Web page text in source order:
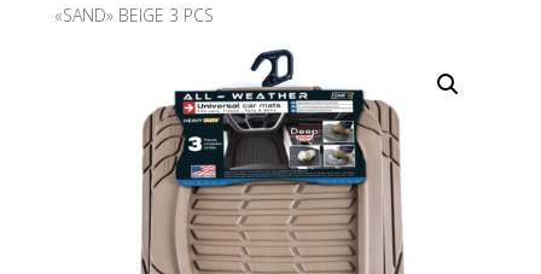
«SAND» BEIGE 3 PCS